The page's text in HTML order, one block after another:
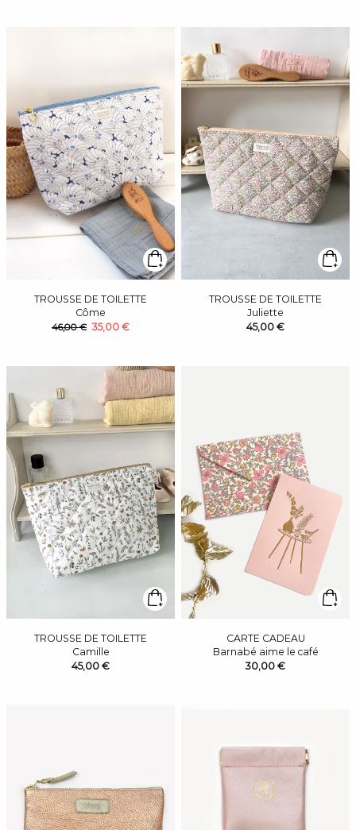
TROUSSE DE TOILETTE
Côme
46,00 € 35,00 €
TROUSSE DE TOILETTE
Juliette
45,00 €
TROUSSE DE TOILETTE
Camille
45,00 €
CARTE CADEAU
Barnabé aime le café
30,00 €